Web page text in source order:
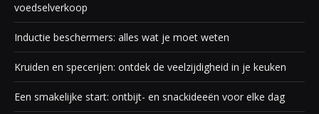
voedselverkoop
Inductie beschermers: alles wat je moet weten
Kruiden en specerijen: ontdek de veelzijdigheid in je keuken
Een smakelijke start: ontbijt- en snackideeën voor elke dag